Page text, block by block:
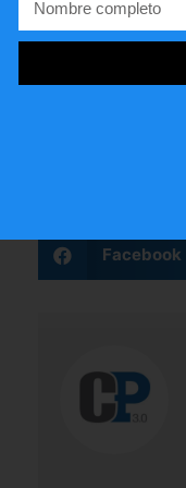
para
que estas
Facebook